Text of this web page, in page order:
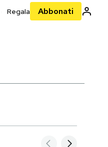
Regala Abbonati